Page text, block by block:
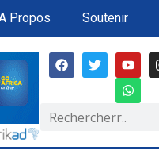
Propos Soutenir